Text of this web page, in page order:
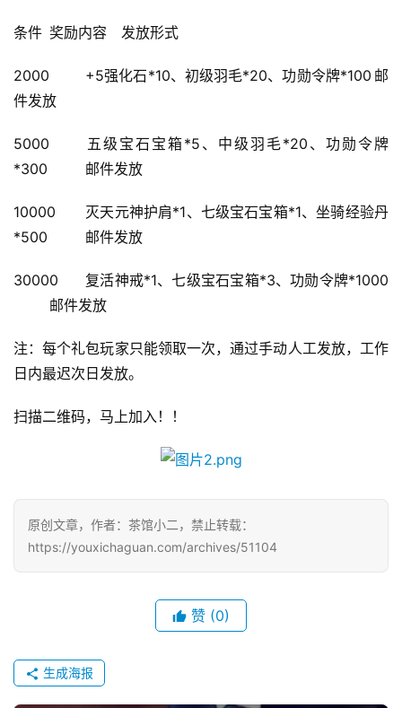
机
戏
机
游
休
游
2
0
5
金
茶
奖
月
条件 奖励内容 发放形式
2000 +5强化石*10、初级羽毛*20、功勋令牌*100 邮
件发放
5000
五级宝石宝箱*5、中级羽毛*20、功勋令牌
*300
邮件发放
10000
灭天元神护肩*1、七级宝石宝箱*1、坐骑经验丹
*500
邮件发放
30000
复活神戒*1、七级宝石宝箱*3、功勋令牌*1000
邮件发放
注：每个礼包玩家只能领取一次，通过手动人工发放，工作
日内最迟次日发放。
扫描二维码，马上加入！！
原创文章，作者：茶馆小二，禁止转载：
https://youxichaguan.com/archives/51104
赞 (0)
生成海报